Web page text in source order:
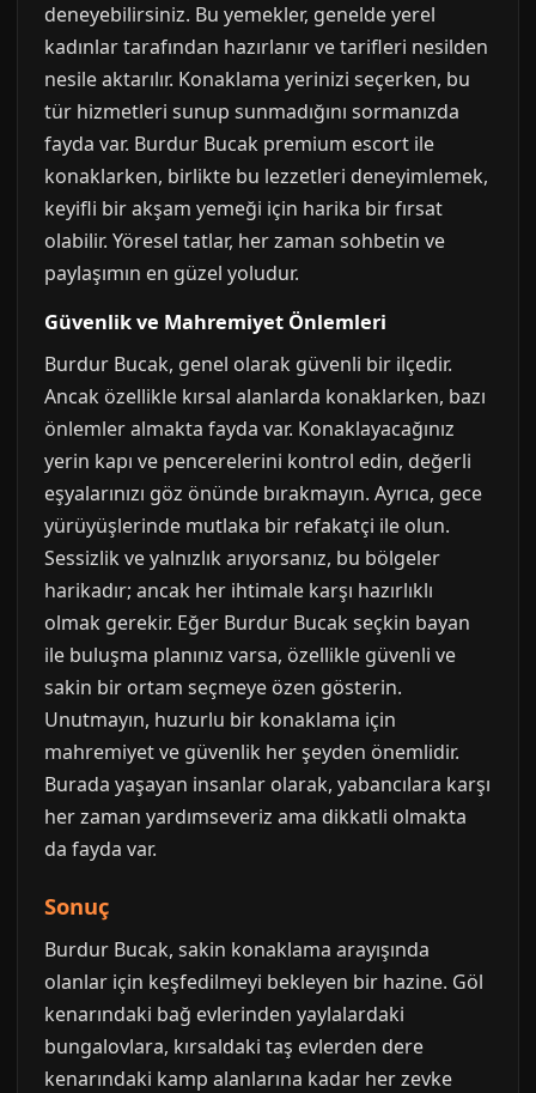
deneyebilirsiniz. Bu yemekler, genelde yerel
kadınlar tarafından hazırlanır ve tarifleri nesilden
nesile aktarılır. Konaklama yerinizi seçerken, bu
tür hizmetleri sunup sunmadığını sormanızda
fayda var. Burdur Bucak premium escort ile
konaklarken, birlikte bu lezzetleri deneyimlemek,
keyifli bir akşam yemeği için harika bir fırsat
olabilir. Yöresel tatlar, her zaman sohbetin ve
paylaşımın en güzel yoludur.
Güvenlik ve Mahremiyet Önlemleri
Burdur Bucak, genel olarak güvenli bir ilçedir.
Ancak özellikle kırsal alanlarda konaklarken, bazı
önlemler almakta fayda var. Konaklayacağınız
yerin kapı ve pencerelerini kontrol edin, değerli
eşyalarınızı göz önünde bırakmayın. Ayrıca, gece
yürüyüşlerinde mutlaka bir refakatçi ile olun.
Sessizlik ve yalnızlık arıyorsanız, bu bölgeler
harikadır; ancak her ihtimale karşı hazırlıklı
olmak gerekir. Eğer Burdur Bucak seçkin bayan
ile buluşma planınız varsa, özellikle güvenli ve
sakin bir ortam seçmeye özen gösterin.
Unutmayın, huzurlu bir konaklama için
mahremiyet ve güvenlik her şeyden önemlidir.
Burada yaşayan insanlar olarak, yabancılara karşı
her zaman yardımseveriz ama dikkatli olmakta
da fayda var.
Sonuç
Burdur Bucak, sakin konaklama arayışında
olanlar için keşfedilmeyi bekleyen bir hazine. Göl
kenarındaki bağ evlerinden yaylalardaki
bungalovlara, kırsaldaki taş evlerden dere
kenarındaki kamp alanlarına kadar her zevke